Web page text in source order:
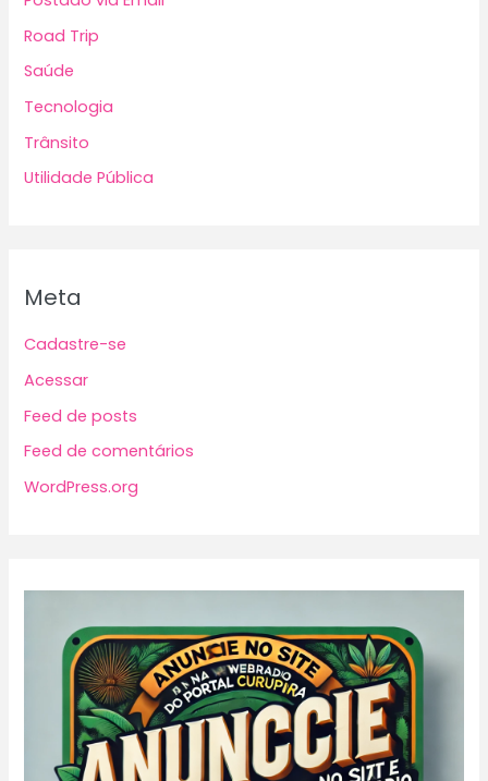
Road Trip
Saúde
Tecnologia
Trânsito
Utilidade Pública
Meta
Cadastre-se
Acessar
Feed de posts
Feed de comentários
WordPress.org